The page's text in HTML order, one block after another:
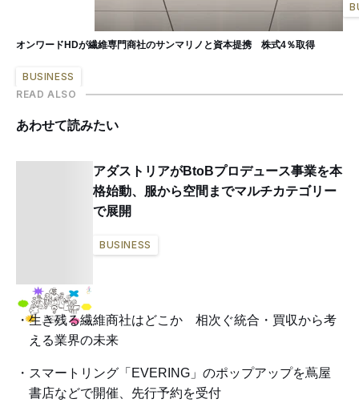
オンワードHDが繊維専門商社のサンマリノと資本提携 株式4％取得
BUSINESS
READ ALSO
あわせて読みたい
アダストリアがBtoBプロデュース事業を本
格始動、服から空間までマルチカテゴリー
で展開
BUSINESS
生き残る繊維商社はどこか 相次ぐ統合・買収から考
える業界の未来
スマートリング「EVERING」のポップアップを蔦屋
書店などで開催、先行予約を受付